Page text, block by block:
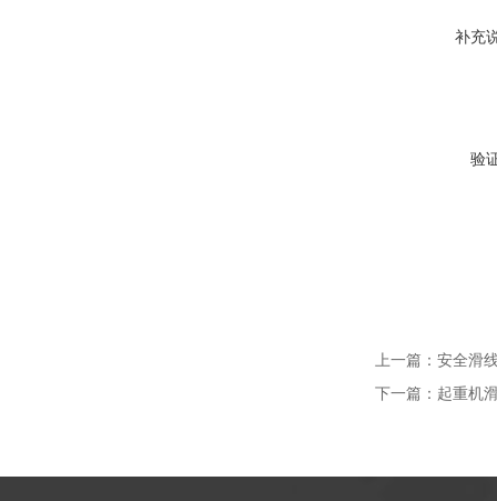
补充
验
上一篇： 安全滑
下一篇： 起重机